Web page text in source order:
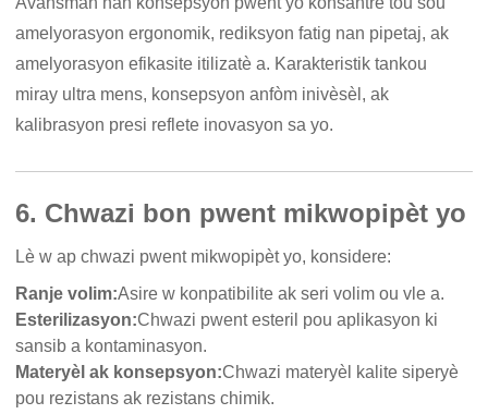
amelyorasyon ergonomik, rediksyon fatig nan pipetaj, ak
amelyorasyon efikasite itilizatè a. Karakteristik tankou
miray ultra mens, konsepsyon anfòm inivèsèl, ak
kalibrasyon presi reflete inovasyon sa yo.
6. Chwazi bon pwent mikwopipèt yo
Lè w ap chwazi pwent mikwopipèt yo, konsidere:
Ranje volim:Asire w konpatibilite ak seri volim ou vle a.
Esterilizasyon:Chwazi pwent esteril pou aplikasyon ki
sansib a kontaminasyon.
Materyèl ak konsepsyon:Chwazi materyèl kalite siperyè
pou rezistans ak rezistans chimik.